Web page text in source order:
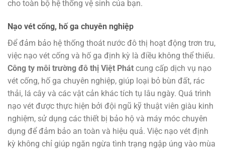
cho toàn bộ hệ thống vệ sinh của bạn.
Nạo vét cống, hố ga chuyên nghiệp
Để đảm bảo hệ thống thoát nước đô thị hoạt động trơn tru,
việc nạo vét cống và hố ga định kỳ là điều không thể thiếu.
Công ty môi trường đô thị Việt Phát cung cấp dịch vụ nạo
vét cống, hố ga chuyên nghiệp, giúp loại bỏ bùn đất, rác
thải, lá cây và các vật cản khác tích tụ lâu ngày. Quá trình
nạo vét được thực hiện bởi đội ngũ kỹ thuật viên giàu kinh
nghiệm, sử dụng các thiết bị bảo hộ và máy móc chuyên
dụng để đảm bảo an toàn và hiệu quả. Việc nạo vét định
kỳ không chỉ giúp ngăn ngừa tình trạng ngập úng vào mùa